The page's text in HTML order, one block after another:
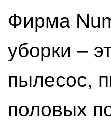
Фирма
уборки –
пылесос,
половых